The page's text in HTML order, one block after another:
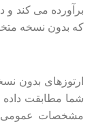
برآورده می کند
که بدون نسخه
ارتوزهای بدون
شما مطابقت داده
مشخصات عمومی